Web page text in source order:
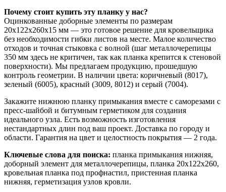
Почему стоит купить эту планку у нас?
Оцинкованные доборные элементы по размерам
20х122х260х15 мм — это готовое решение для кровельщика
без необходимости гибки листов на месте. Малое количество
отходов и точная стыковка с волной (шаг металлочерепицы
350 мм здесь не критичен, так как планка крепится к стеновой
поверхности). Мы предлагаем продукцию, прошедшую
контроль геометрии. В наличии цвета: коричневый (8017),
зеленый (6005), красный (3009, 8012) и серый (7004).
Закажите нижнюю планку примыкания вместе с саморезами с
пресс-шайбой и битумным герметиком для создания
идеального узла. Есть возможность изготовления
нестандартных длин под ваш проект. Доставка по городу и
области. Гарантия на цвет и целостность покрытия — 2 года.
Ключевые слова для поиска: планка примыкания нижняя,
доборный элемент для металлочерепицы, планка 20х122х260,
кровельная планка под профнастил, пристенная планка
нижняя, герметизация узлов кровли.